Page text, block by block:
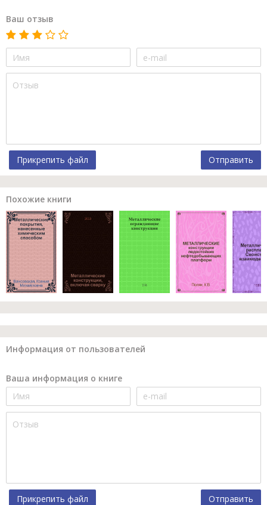
Ваш отзыв
Прикрепить файл Отправить
Похожие книги
Информация от пользователей
Ваша информация о книге
Прикрепить файл Отправить